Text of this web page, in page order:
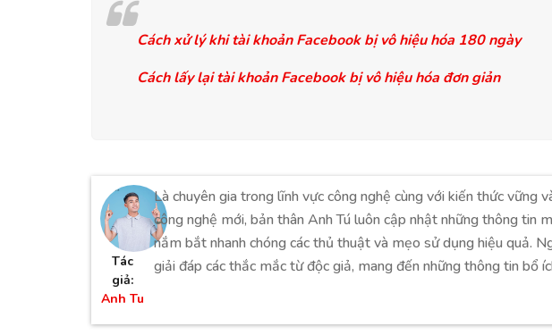
Cách xử lý khi tài khoản Facebook bị vô hiệu hóa 180 ngày
Cách lấy lại tài khoản Facebook bị vô hiệu hóa đơn giản
Tác
giả:
Anh Tu
Là chuyên gia trong lĩnh vực công nghệ cùng với kiến thức vững
công nghệ mới, bản thân Anh Tú luôn cập nhật những thông tin
nắm bắt nhanh chóng các thủ thuật và mẹo sử dụng hiệu quả.
giải đáp các thắc mắc từ độc giả, mang đến những thông tin bổ